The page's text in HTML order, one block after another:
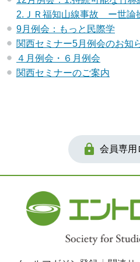
2.ＪＲ福知山線事故 ー世論
9月例会：もっと民際学
関西セミナー5月例会のお知
４月例会・６月例会
関西セミナーのご案内
 会員専用